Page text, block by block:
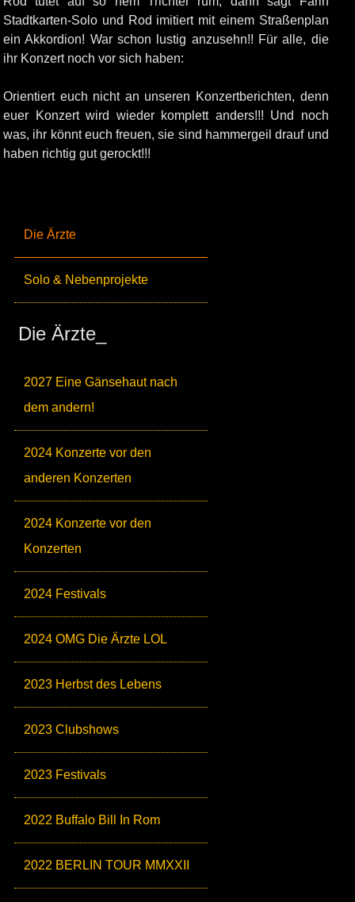
Die Ärzte
Solo & Nebenprojekte
Die Ärzte_
2027 Eine Gänsehaut nach
dem andern!
2024 Konzerte vor den
anderen Konzerten
2024 Konzerte vor den
Konzerten
2024 Festivals
2024 OMG Die Ärzte LOL
2023 Herbst des Lebens
2023 Clubshows
2023 Festivals
2022 Buffalo Bill In Rom
2022 BERLIN TOUR MMXXII
Stadtkarten-Solo und Rod imitiert mit einem Straßenplan
ein Akkordion! War schon lustig anzusehn!! Für alle, die
ihr Konzert noch vor sich haben:
Orientiert euch nicht an unseren Konzertberichten, denn
euer Konzert wird wieder komplett anders!!! Und noch
was, ihr könnt euch freuen, sie sind hammergeil drauf und
haben richtig gut gerockt!!!